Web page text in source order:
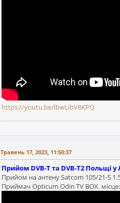
https://youtu.be/lbwLibV8KPQ
Травень 17, 2023, 11:50:37
Прийом DVB-T та DVB-T2 Польщі у
Прийом на антену Satcom 105/21-S
Приймач Opticum Odin TV BOX.